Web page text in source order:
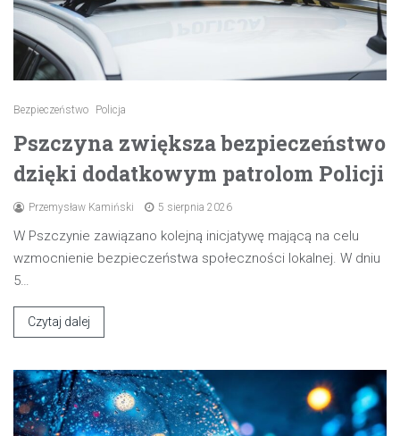
Bezpieczeństwo Policja
Pszczyna zwiększa bezpieczeństwo
dzięki dodatkowym patrolom Policji
Przemysław Kamiński 5 sierpnia 2026
W Pszczynie zawiązano kolejną inicjatywę mającą na celu
wzmocnienie bezpieczeństwa społeczności lokalnej. W dniu
5…
Czytaj dalej